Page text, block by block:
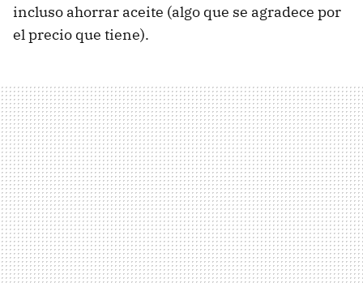
incluso ahorrar aceite (algo que se agradece por
el precio que tiene).